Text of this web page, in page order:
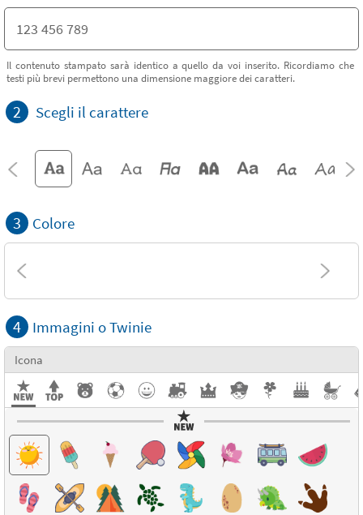
Il contenuto stampato sarà identico a quello da voi inserito. Ricordiamo che
testi più brevi permettono una dimensione maggiore dei caratteri.
2 Scegli il carattere
3 Colore
4 Immagini o Twinie
Icona